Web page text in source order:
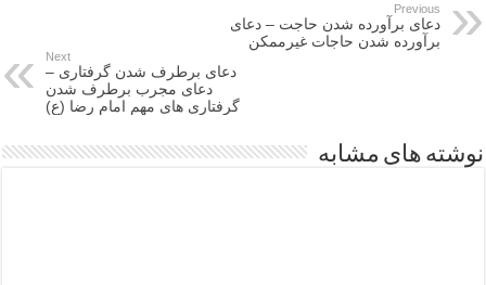
Previous
دعای برآورده شدن حاجت – دعای
برآورده شدن حاجات غیرممکن
Next
دعای برطرف شدن گرفتاری –
دعای مجرب برطرف شدن
گرفتاری های مهم امام رضا (ع)
نوشته های مشابه